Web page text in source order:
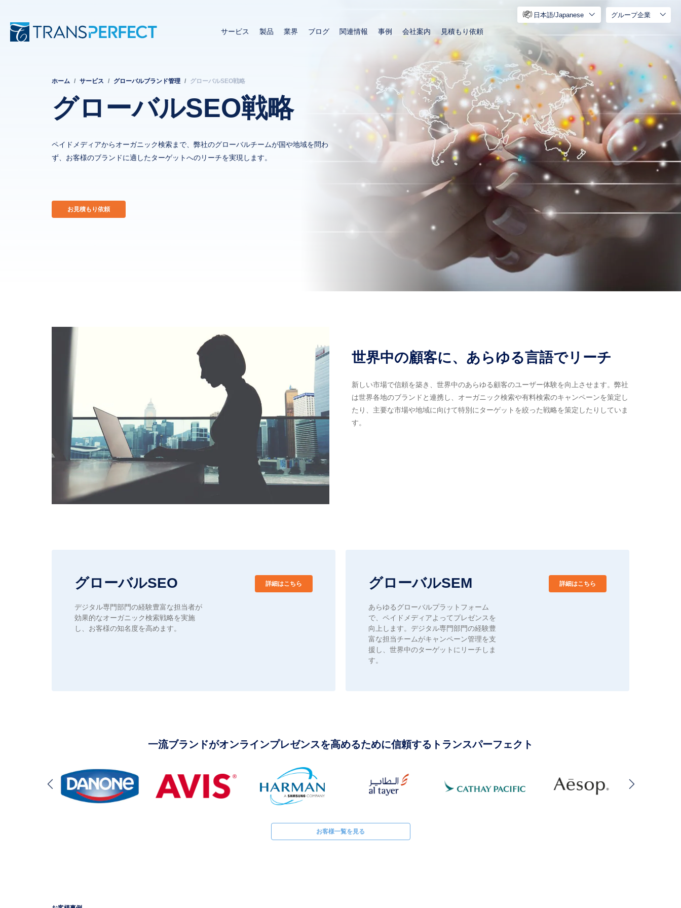
ン
サービス 製品 業界 ブログ 関連情報 事例 会社案内 見積もり依頼
日本語/Japanese グループ企業
パ
ン
ず
ホーム サービス グローバルブランド管理 グローバルSEO戦略
グローバルSEO戦略
ペイドメディアからオーガニック検索まで、弊社のグローバルチームが国や地域を問わ
ず、お客様のブランドに適したターゲットへのリーチを実現します。
お見積もり依頼
世界中の顧客に、あらゆる言語でリーチ
新しい市場で信頼を築き、世界中のあらゆる顧客のユーザー体験を向上させます。弊社
は世界各地のブランドと連携し、オーガニック検索や有料検索のキャンペーンを策定し
たり、主要な市場や地域に向けて特別にターゲットを絞った戦略を策定したりしていま
す。
グローバルSEO
デジタル専門部門の経験豊富な担当者が
効果的なオーガニック検索戦略を実施
し、お客様の知名度を高めます。
詳細はこちら グローバルSEM
あらゆるグローバルプラットフォーム
で、ペイドメディアよってプレゼンスを
向上します。デジタル専門部門の経験豊
富な担当チームがキャンペーン管理を支
援し、世界中のターゲットにリーチしま
す。
詳細はこちら
一流ブランドがオンラインプレゼンスを高めるために信頼するトランスパーフェクト
お客様一覧を見る